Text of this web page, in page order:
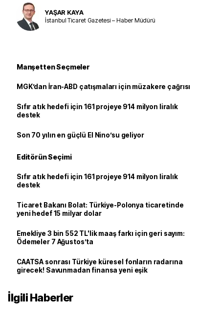
YAŞAR KAYA
İstanbul Ticaret Gazetesi – Haber Müdürü
Manşetten Seçmeler
MGK’dan İran-ABD çatışmaları için müzakere çağrısı
Sıfır atık hedefi için 161 projeye 914 milyon liralık
destek
Son 70 yılın en güçlü El Nino’su geliyor
Editörün Seçimi
Sıfır atık hedefi için 161 projeye 914 milyon liralık
destek
Ticaret Bakanı Bolat: Türkiye-Polonya ticaretinde
yeni hedef 15 milyar dolar
Emekliye 3 bin 552 TL'lik maaş farkı için geri sayım:
Ödemeler 7 Ağustos’ta
CAATSA sonrası Türkiye küresel fonların radarına
girecek! Savunmadan finansa yeni eşik
İlgili Haberler